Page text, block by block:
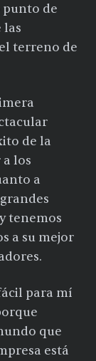
punto de
las
terreno de
de la
los
a
tenemos
a su mejor
para mí
que
está